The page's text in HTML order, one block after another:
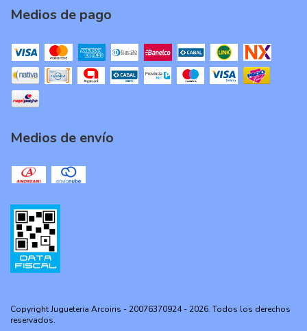
Medios de pago
Medios de envío
Copyright Jugueteria Arcoiris - 20076370924 - 2026. Todos los derechos
reservados.